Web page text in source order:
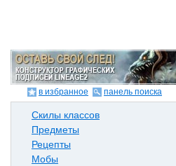
в избранное панель поиска
Скилы классов
Предметы
Рецепты
Мобы